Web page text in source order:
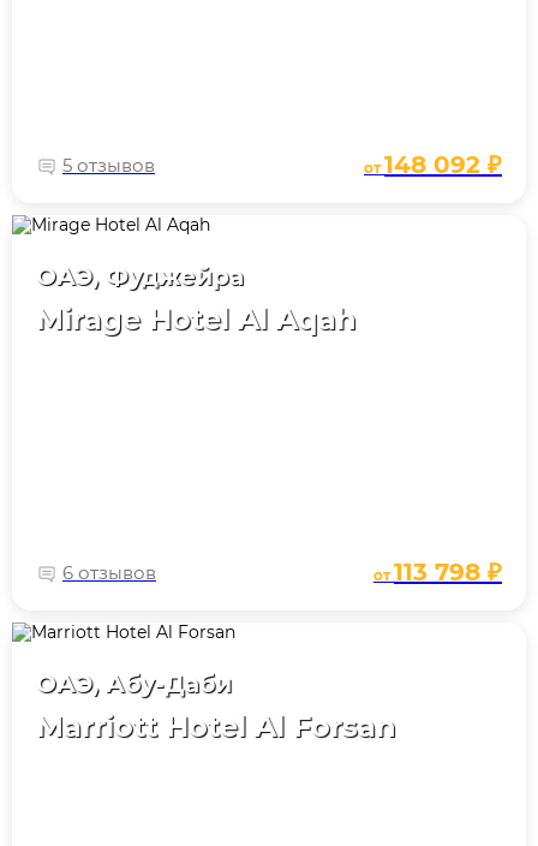
5 отзывов от148 092 ₽
ОАЭ, Фуджейра
Mirage Hotel Al Aqah
6 отзывов от113 798 ₽
ОАЭ, Абу-Даби
Marriott Hotel Al Forsan